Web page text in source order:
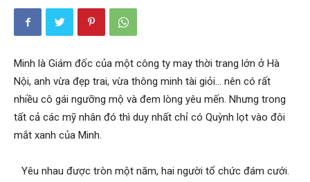
Phòng,
Tham
Minh là Giám đốc của một công ty may thời trang lớn ở Hà
Nội, anh vừa đẹp trai, vừa thông minh tài giỏi… nên có rất
nhiều cô gái ngưỡng mộ và đem lòng yêu mến. Nhưng trong
tất cả các mỹ nhân đó thì duy nhất chỉ có Quỳnh lọt vào đôi
mắt xanh của Minh.
Yêu nhau được tròn một năm, hai người tổ chức đám cưới.